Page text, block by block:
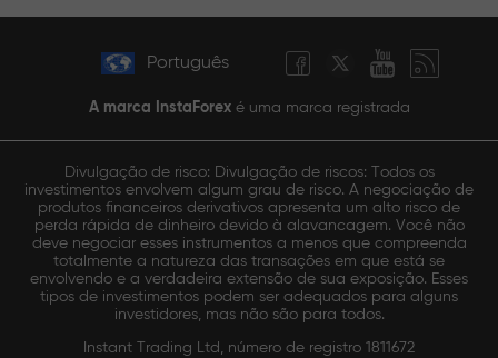
Português
A marca InstaForexé uma marca registrada
Divulgação de risco: Divulgação de riscos: Todos os
investimentos envolvem algum grau de risco. A negociação de
produtos financeiros derivativos apresenta um alto risco de
perda rápida de dinheiro devido à alavancagem. Você não
deve negociar esses instrumentos a menos que compreenda
totalmente a natureza das transações em que está se
envolvendo e a verdadeira extensão de sua exposição. Esses
tipos de investimentos podem ser adequados para alguns
investidores, mas não são para todos.
Instant Trading Ltd, número de registro 1811672